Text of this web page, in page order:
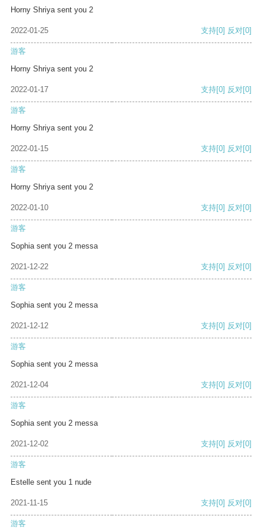
Horny Shriya sent you 2
2022-01-25 支持[0] 反对[0]
游客
Horny Shriya sent you 2
2022-01-17 支持[0] 反对[0]
游客
Horny Shriya sent you 2
2022-01-15 支持[0] 反对[0]
游客
Horny Shriya sent you 2
2022-01-10 支持[0] 反对[0]
游客
Sophia sent you 2 messa
2021-12-22 支持[0] 反对[0]
游客
Sophia sent you 2 messa
2021-12-12 支持[0] 反对[0]
游客
Sophia sent you 2 messa
2021-12-04 支持[0] 反对[0]
游客
Sophia sent you 2 messa
2021-12-02 支持[0] 反对[0]
游客
Estelle sent you 1 nude
2021-11-15 支持[0] 反对[0]
游客